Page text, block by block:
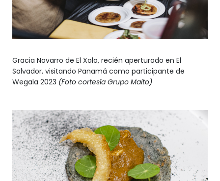
Gracia Navarro de El Xolo, recién aperturado en El
Salvador, visitando Panamá como participante de
Wegala 2023 (Foto cortesía Grupo Maito)